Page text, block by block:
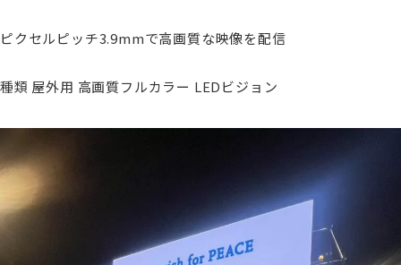
ピクセルピッチ3.9mmで高画質な映像を配信
種類 屋外用 高画質フルカラー LEDビジョン